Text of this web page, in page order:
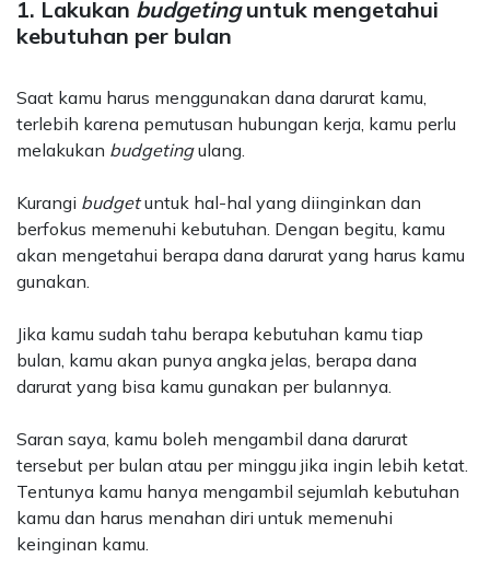
1. Lakukan budgetinguntuk mengetahui
kebutuhan per bulan
Saat kamu harus menggunakan dana darurat kamu,
terlebih karena pemutusan hubungan kerja, kamu perlu
melakukan budgetingulang.
Kurangi budgetuntuk hal-hal yang diinginkan dan
berfokus memenuhi kebutuhan. Dengan begitu, kamu
akan mengetahui berapa dana darurat yang harus kamu
gunakan.
Jika kamu sudah tahu berapa kebutuhan kamu tiap
bulan, kamu akan punya angka jelas, berapa dana
darurat yang bisa kamu gunakan per bulannya.
Saran saya, kamu boleh mengambil dana darurat
tersebut per bulan atau per minggu jika ingin lebih ketat.
Tentunya kamu hanya mengambil sejumlah kebutuhan
kamu dan harus menahan diri untuk memenuhi
keinginan kamu.